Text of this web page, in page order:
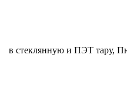
в стеклянную и ПЭТ тару,